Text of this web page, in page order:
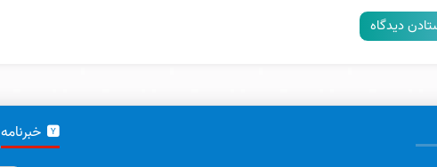
خبرنامه